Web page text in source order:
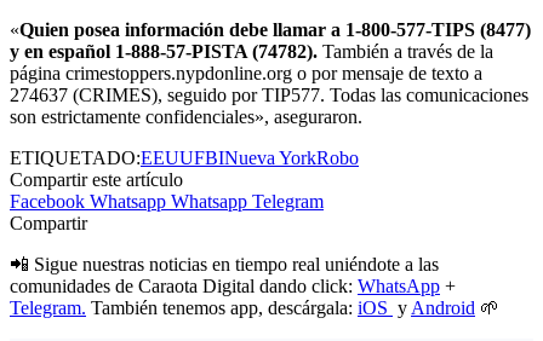
«Quien posea información debe llamar a 1-800-577-TIPS (8477)
y en español 1-888-57-PISTA (74782). También a través de la
página crimestoppers.nypdonline.org o por mensaje de texto a
274637 (CRIMES), seguido por TIP577. Todas las comunicaciones
son estrictamente confidenciales», aseguraron.
ETIQUETADO:EEUUFBINueva YorkRobo
Compartir este artículo
Facebook Whatsapp Whatsapp Telegram
Compartir
📲 Sigue nuestras noticias en tiempo real uniéndote a las
comunidades de Caraota Digital dando click: WhatsApp +
Telegram. También tenemos app, descárgala: iOS y Android 🌱